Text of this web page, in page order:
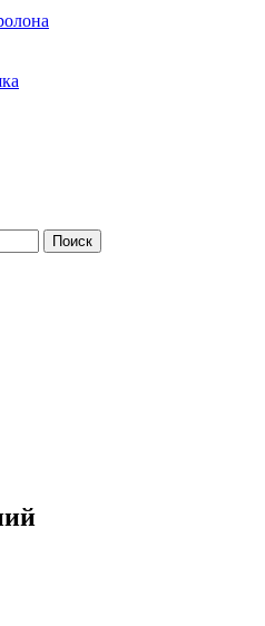
Поиск